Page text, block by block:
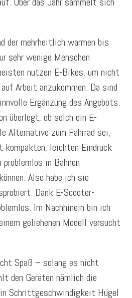
der mehrheitlich warmen bis
sehr wenige Menschen
nutzen E-Bikes, um nicht
Arbeit anzukommen. Da sind
Ergänzung des Angebots.
überlegt, ob solch ein E-
Alternative zum Fahrrad sei,
kompakten, leichten Eindruck
in Bahnen
Also habe ich sie
Dank E-Scooter-
Im Nachhinein bin ich
geliehenen Modell versucht
Spaß – solang es nicht
den Geräten nämlich die
Schrittgeschwindigkeit Hügel